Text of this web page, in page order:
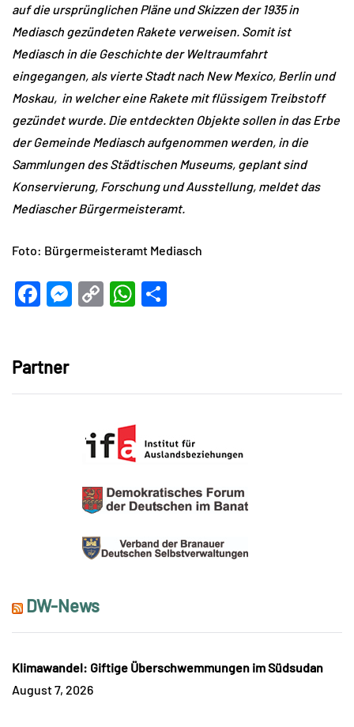
auf die ursprünglichen Pläne und Skizzen der 1935 in
Mediasch gezündeten Rakete verweisen. Somit ist
Mediasch in die Geschichte der Weltraumfahrt
eingegangen, als vierte Stadt nach New Mexico, Berlin und
Moskau, in welcher eine Rakete mit flüssigem Treibstoff
gezündet wurde. Die entdeckten Objekte sollen in das Erbe
der Gemeinde Mediasch aufgenommen werden, in die
Sammlungen des Städtischen Museums, geplant sind
Konservierung, Forschung und Ausstellung, meldet das
Mediascher Bürgermeisteramt.
Foto: Bürgermeisteramt Mediasch
Facebook
Messenger
CopyWhatsApp
Partner
DW-News
Klimawandel: Giftige Überschwemmungen im Südsudan
August 7, 2026